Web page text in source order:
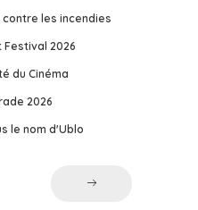
les incendies
2026
du Cinéma
2026
le nom d'Ublo